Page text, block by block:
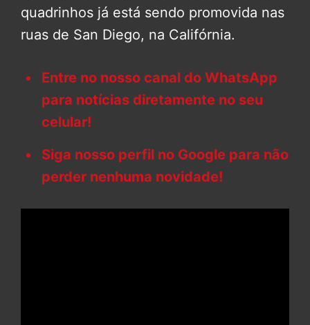
quadrinhos já está sendo promovida nas
ruas de San Diego, na Califórnia.
Entre no nosso canal do WhatsApp
para notícias diretamente no seu
celular!
Siga nosso perfil no Google para não
perder nenhuma novidade!